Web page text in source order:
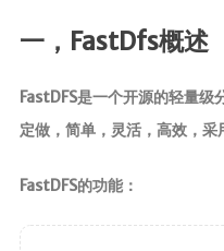
一，FastDfs概述
FastDFS是一个开源的轻量级
定做，简单，灵活，高效，
FastDFS的功能：
WebSocket